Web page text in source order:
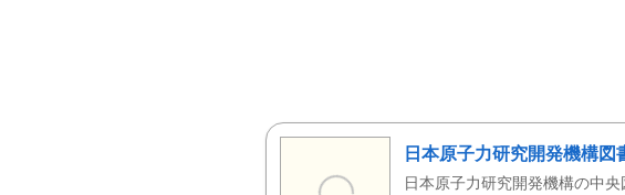
日本原子力研究開発機構図
日本原子力研究開発機構の中